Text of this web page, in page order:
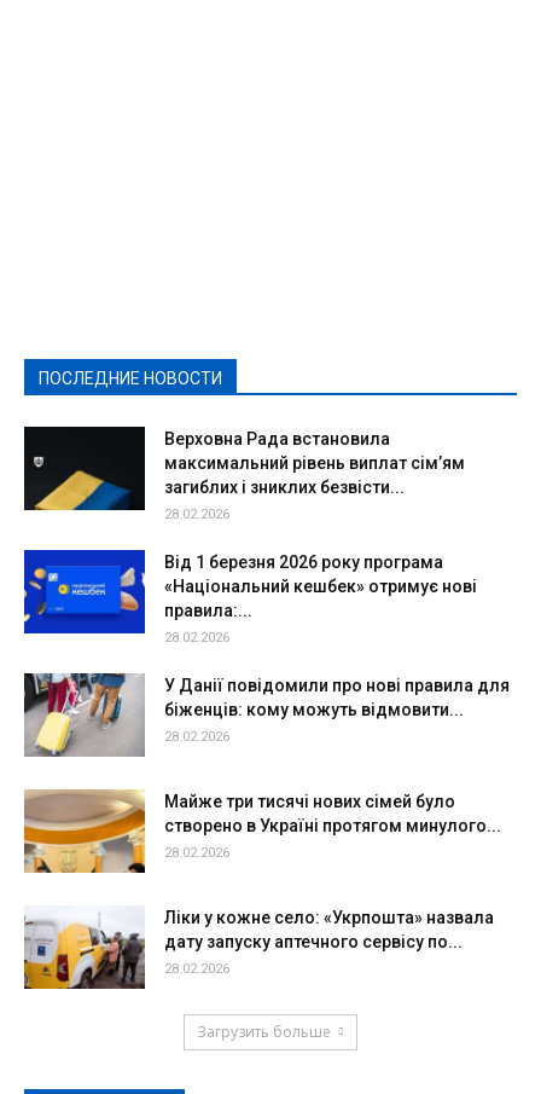
ПОСЛЕДНИЕ НОВОСТИ
Верховна Рада встановила
максимальний рівень виплат сім’ям
загиблих і зниклих безвісти...
28.02.2026
Від 1 березня 2026 року програма
«Національний кешбек» отримує нові
правила:...
28.02.2026
У Данії повідомили про нові правила для
біженців: кому можуть відмовити...
28.02.2026
Майже три тисячі нових сімей було
створено в Україні протягом минулого...
28.02.2026
Ліки у кожне село: «Укрпошта» назвала
дату запуску аптечного сервісу по...
28.02.2026
Загрузить больше